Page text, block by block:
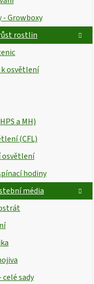
- Growboxy
rostlin
osvětlení
a MH)
(CFL)
osvětlení
hodiny
média
sady